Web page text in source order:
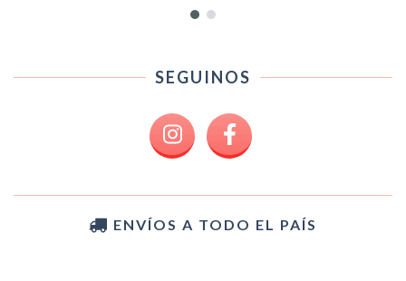
SEGUINOS
ENVÍOS A TODO EL PAÍS